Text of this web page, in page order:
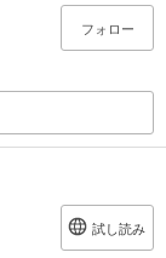
フォロー
試し読み